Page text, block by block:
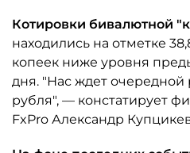
Котировки бивалютной
находились на отметке
копеек ниже уровня
дня. "Нас ждет очередной
рубля", — констатирует
FxPro Александр